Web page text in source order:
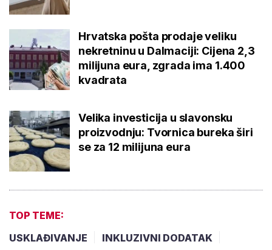
Hrvatska pošta prodaje veliku
nekretninu u Dalmaciji: Cijena 2,3
milijuna eura, zgrada ima 1.400
kvadrata
Velika investicija u slavonsku
proizvodnju: Tvornica bureka širi
se za 12 milijuna eura
TOP TEME:
USKLAĐIVANJE
INKLUZIVNI DODATAK